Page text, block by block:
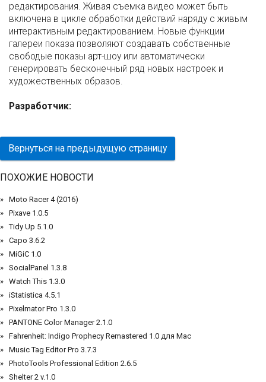
редактирования. Живая съемка видео может быть
включена в цикле обработки действий наряду с живым
интерактивным редактированием. Новые функции
галереи показа позволяют создавать собственные
свободые показы арт-шоу или автоматически
генерировать бесконечный ряд новых настроек и
художественных образов.
Разработчик:
Вернуться на предыдущую страницу
ПОХОЖИЕ НОВОСТИ
Moto Racer 4 (2016)
Pixave 1.0.5
Tidy Up 5.1.0
Capo 3.6.2
MiGiC 1.0
SocialPanel 1.3.8
Watch This 1.3.0
iStatistica 4.5.1
Pixelmator Pro 1.3.0
PANTONE Color Manager 2.1.0
Fahrenheit: Indigo Prophecy Remastered 1.0 для Mac
Music Tag Editor Pro 3.7.3
PhotoTools Professional Edition 2.6.5
Shelter 2 v.1.0